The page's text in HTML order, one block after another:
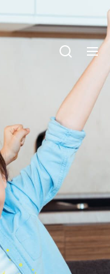
¡mediante juegos!